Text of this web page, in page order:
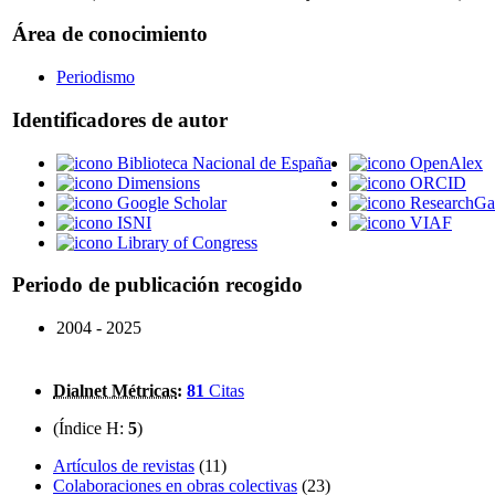
Área de conocimiento
Periodismo
Identificadores de autor
Biblioteca Nacional de España
Dimensions
Google Scholar
ISNI
Library of Congress
OpenAlex
ORCID
VIAF
Periodo de publicación recogido
2004 - 2025
Dialnet Métricas: 81 Citas
(Índice H: 5)
Artículos de revistas (11)
Colaboraciones en obras colectivas (23)